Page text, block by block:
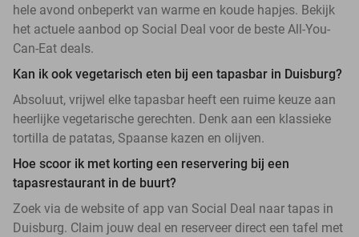
hele avond onbeperkt van warme en koude hapjes. Bekijk
het actuele aanbod op Social Deal voor de beste All-You-
Can-Eat deals.
Kan ik ook vegetarisch eten bij een tapasbar in Duisburg?
Absoluut, vrijwel elke tapasbar heeft een ruime keuze aan
heerlijke vegetarische gerechten. Denk aan een klassieke
tortilla de patatas, Spaanse kazen en olijven.
Hoe scoor ik met korting een reservering bij een
tapasrestaurant in de buurt?
Zoek via de website of app van Social Deal naar tapas in
Duisburg. Claim jouw deal en reserveer direct een tafel met